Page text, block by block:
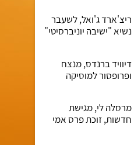
ריצ'ארד ג'ואל, לשעבר
נשיא "ישיבה יוניברסיטי"
דיוויד ברנדס, מנצח
ופרופסור למוסיקה
מרסלה לי, מגישת
חדשות, זוכת פרס אמי